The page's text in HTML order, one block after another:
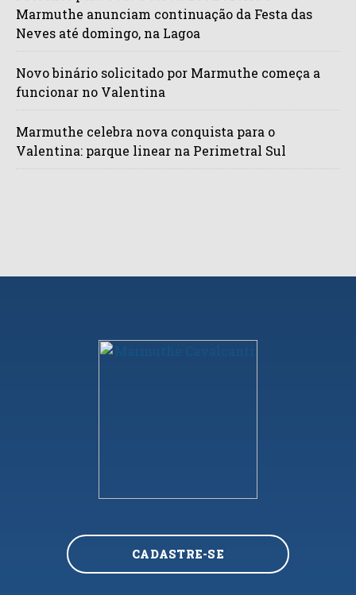
Marmuthe anunciam continuação da Festa das
Neves até domingo, na Lagoa
Novo binário solicitado por Marmuthe começa a
funcionar no Valentina
Marmuthe celebra nova conquista para o
Valentina: parque linear na Perimetral Sul
CADASTRE-SE